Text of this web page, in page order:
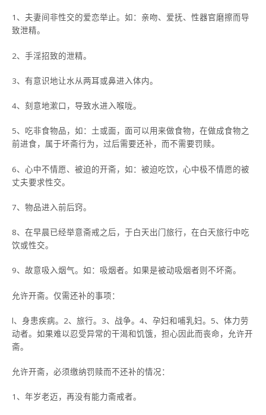
1、夫妻间非性交的爱恋举止。如：亲吻、爱抚、性器官磨擦而导
致泄精。
2、手淫招致的泄精。
3、有意识地让水从两耳或鼻进入体内。
4、刻意地漱口，导致水进入喉咙。
5、吃非食物品，如：土或面，面可以用来做食物，在做成食物之
前进食，属于坏斋行为，过后需要还补，而不需要罚赎。
6、心中不情愿、被迫的开斋，如：被迫吃饮，心中极不情愿的被
丈夫要求性交。
7、物品进入前后窍。
8、在早晨已经举意斋戒之后，于白天出门旅行，在白天旅行中吃
饮或性交。
9、故意吸入烟气。如：吸烟者。如果是被动吸烟者则不坏斋。
允许开斋。仅需还补的事项：
l、身患疾病。2、旅行。3、战争。4、孕妇和哺乳妇。5、体力劳
动者。如果难以忍受异常的干渴和饥饿，担心因此而丧命，允许开
斋。
允许开斋，必须缴纳罚赎而不还补的情况：
1、年岁老迈，再没有能力斋戒者。